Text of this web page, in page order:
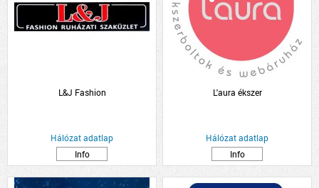
L&J Fashion
Hálózat adatlap
Info
L'aura ékszer
Hálózat adatlap
Info